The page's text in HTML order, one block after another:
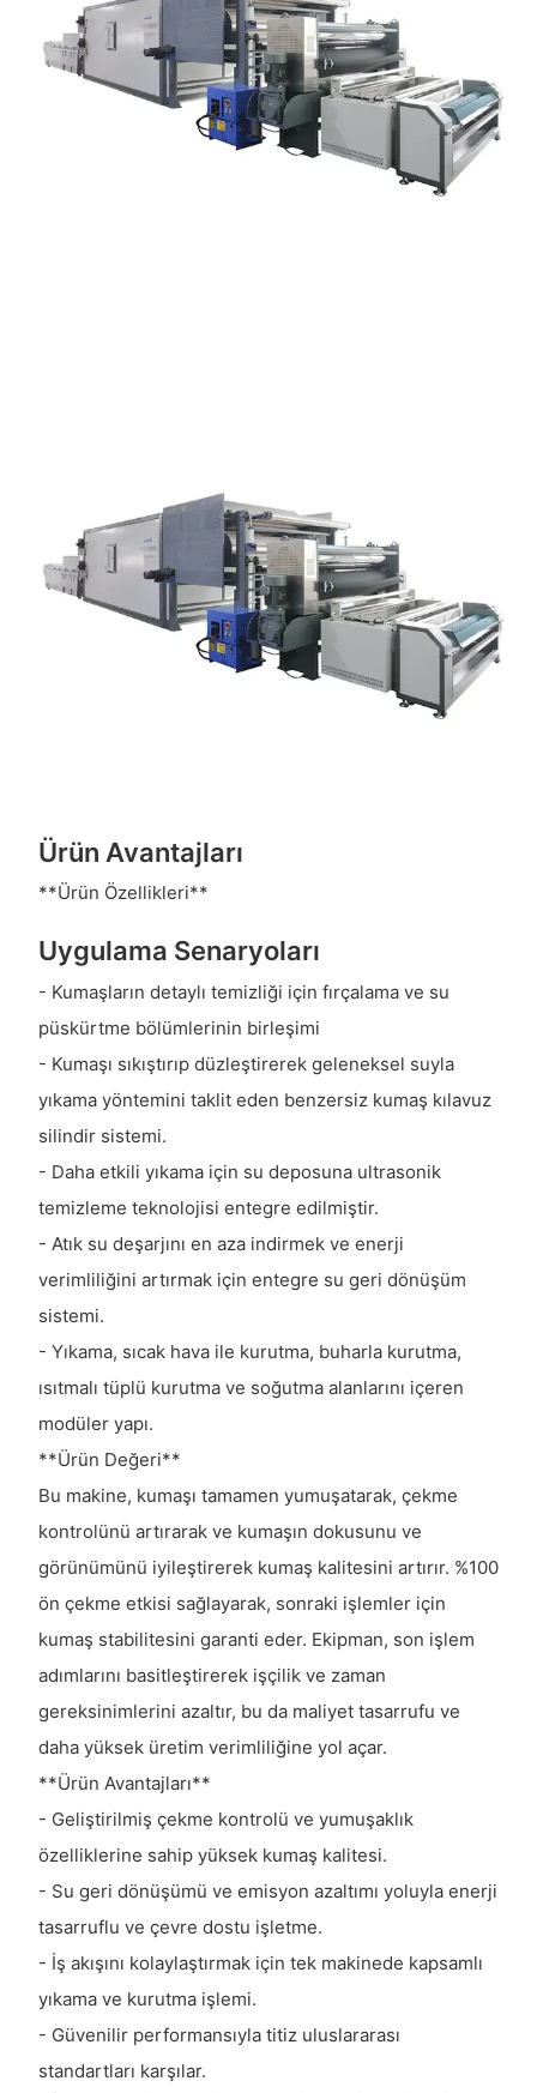
Ürün Avantajları
**Ürün Özellikleri**
Uygulama Senaryoları
- Kumaşların detaylı temizliği için fırçalama ve su
püskürtme bölümlerinin birleşimi
- Kumaşı sıkıştırıp düzleştirerek geleneksel suyla
yıkama yöntemini taklit eden benzersiz kumaş kılavuz
silindir sistemi.
- Daha etkili yıkama için su deposuna ultrasonik
temizleme teknolojisi entegre edilmiştir.
- Atık su deşarjını en aza indirmek ve enerji
verimliliğini artırmak için entegre su geri dönüşüm
sistemi.
- Yıkama, sıcak hava ile kurutma, buharla kurutma,
ısıtmalı tüplü kurutma ve soğutma alanlarını içeren
modüler yapı.
**Ürün Değeri**
Bu makine, kumaşı tamamen yumuşatarak, çekme
kontrolünü artırarak ve kumaşın dokusunu ve
görünümünü iyileştirerek kumaş kalitesini artırır. %100
ön çekme etkisi sağlayarak, sonraki işlemler için
kumaş stabilitesini garanti eder. Ekipman, son işlem
adımlarını basitleştirerek işçilik ve zaman
gereksinimlerini azaltır, bu da maliyet tasarrufu ve
daha yüksek üretim verimliliğine yol açar.
**Ürün Avantajları**
- Geliştirilmiş çekme kontrolü ve yumuşaklık
özelliklerine sahip yüksek kumaş kalitesi.
- Su geri dönüşümü ve emisyon azaltımı yoluyla enerji
tasarruflu ve çevre dostu işletme.
- İş akışını kolaylaştırmak için tek makinede kapsamlı
yıkama ve kurutma işlemi.
- Güvenilir performansıyla titiz uluslararası
standartları karşılar.